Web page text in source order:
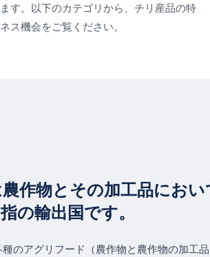
す。以下のカテゴリから、チリ産品の特
ス機会をご覧ください。
MEAT
FRUITS &
VEGETABLES
PISCO
作物とその加工品におい
の輸出国です。
のアグリフード（農作物と農作物の加工